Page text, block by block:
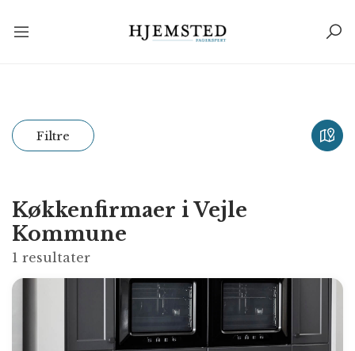
Filtre
Køkkenfirmaer i Vejle
Kommune
1 resultater